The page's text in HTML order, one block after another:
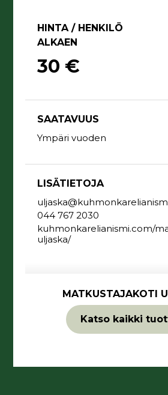
HINTA / HENKILÖ
ALKAEN
30 €
SAATAVUUS
Ympäri vuoden
LISÄTIETOJA
044 767 2030
kuhmonkarelianismi.com/
uljaska/
MATKUSTAJAKOTI
Katso kaikki